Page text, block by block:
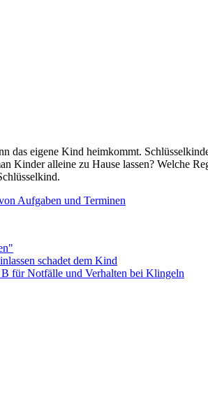
das eigene Kind heimkommt.
Kinder alleine zu Hause lassen? Welche
Aufgaben und Terminen
schadet dem Kind
für Notfälle und Verhalten bei Klingeln